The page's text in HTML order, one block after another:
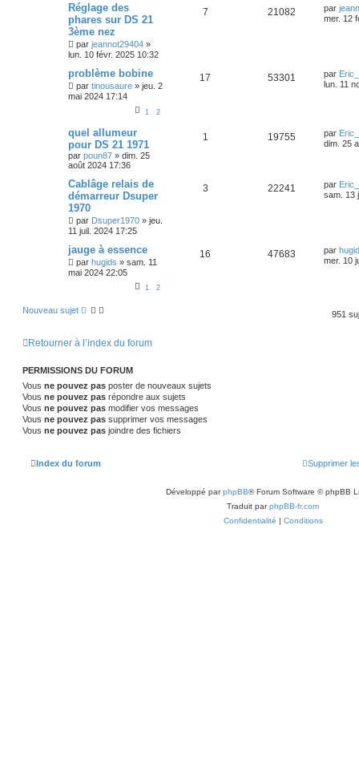
Réglage des
phares sur DS 21
3ème nez
par jeannot29404 »
lun. 10 févr. 2025 10:32
7 21082 par
mer. 12
problème bobine
par tinousaure » jeu. 2
mai 2024 17:14
1 2
17 53301 par
lun. 11
quel allumeur
pour DS 21 1971
par poun87 » dim. 25
août 2024 17:36
1 19755 par
dim. 25
Cablâge relais de
démarreur Dsuper
1970
par Dsuper1970 » jeu.
11 juil. 2024 17:25
3 22241 par
sam. 13
jauge à essence
par hugids » sam. 11
mai 2024 22:05
1 2
16 47683 par
mer. 10
Nouveau sujet 951
Retourner à l’index du forum
PERMISSIONS DU FORUM
Vous ne pouvez pas poster de nouveaux sujets
Vous ne pouvez pas répondre aux sujets
Vous ne pouvez pas modifier vos messages
Vous ne pouvez pas supprimer vos messages
Vous ne pouvez pas joindre des fichiers
Index du forum Supprimer
Développé parphpBB® Forum Software © phpBB
Traduit parphpBB-fr.com
Confidentialité | Conditions